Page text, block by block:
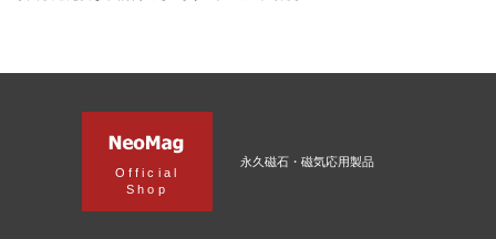
Official
Shop
永久磁石・磁気応用製品